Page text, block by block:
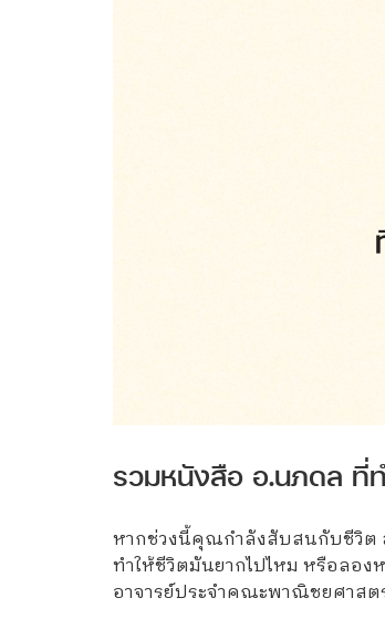
รวมหนังสือ อ.นภดล ที่ท
หากช่วงนี้คุณกำลังสับสนกับชีวิต
ทำให้ชีวิตมันยากไปไหม หรือลอง
อาจารย์ประจำคณะพาณิชยศาสตร์